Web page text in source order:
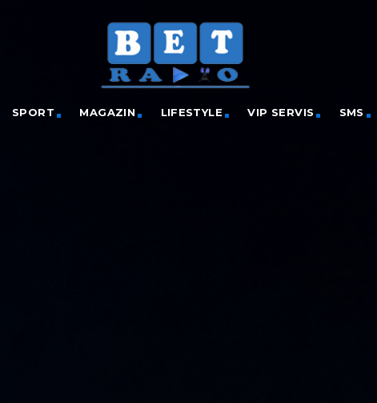
SPORT MAGAZIN LIFESTYLE VIP SERVIS SMS